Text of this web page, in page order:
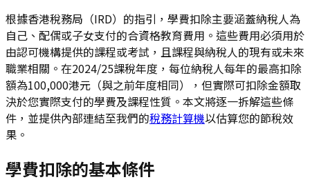
根據香港稅務局（IRD）的指引，學費扣除主要涵蓋納稅人為
自己、配偶或子女支付的合資格教育費用。這些費用必須用於
由認可機構提供的課程或考試，且課程與納稅人的現有或未來
職業相關。在2024/25課稅年度，每位納稅人每年的最高扣除
額為100,000港元（與之前年度相同），但實際可扣除金額取
決於您實際支付的學費及課程性質。本文將逐一拆解這些條
件，並提供內部連結至我們的稅務計算機以估算您的節稅效
果。
學費扣除的基本條件